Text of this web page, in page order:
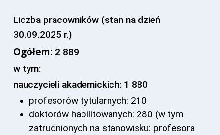
Liczba pracowników (stan na dzień
30.09.2025 r.)
Ogółem: 2 889
w tym:
nauczycieli akademickich: 1 880
profesorów tytularnych: 210
doktorów habilitowanych: 280 (w tym
zatrudnionych na stanowisku: profesora